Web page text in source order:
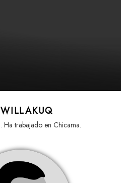
Ha trabajado en Chicama.